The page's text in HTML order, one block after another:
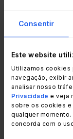
Consentir
Este website
Utilizamos cookies
navegação, exibir
analisar nosso
Privacidade e veja
sobre os cookies e
qualquer momento.
concorda com o
a educação
A experiência
o valor de
atender às
educacionais.
à equipe: